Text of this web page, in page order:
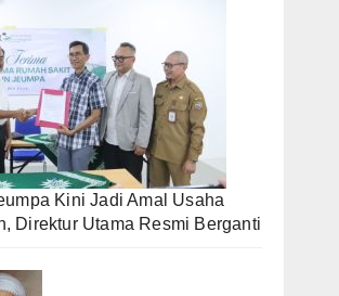
Kini Jadi Amal Usaha
Direktur Utama Resmi Berganti